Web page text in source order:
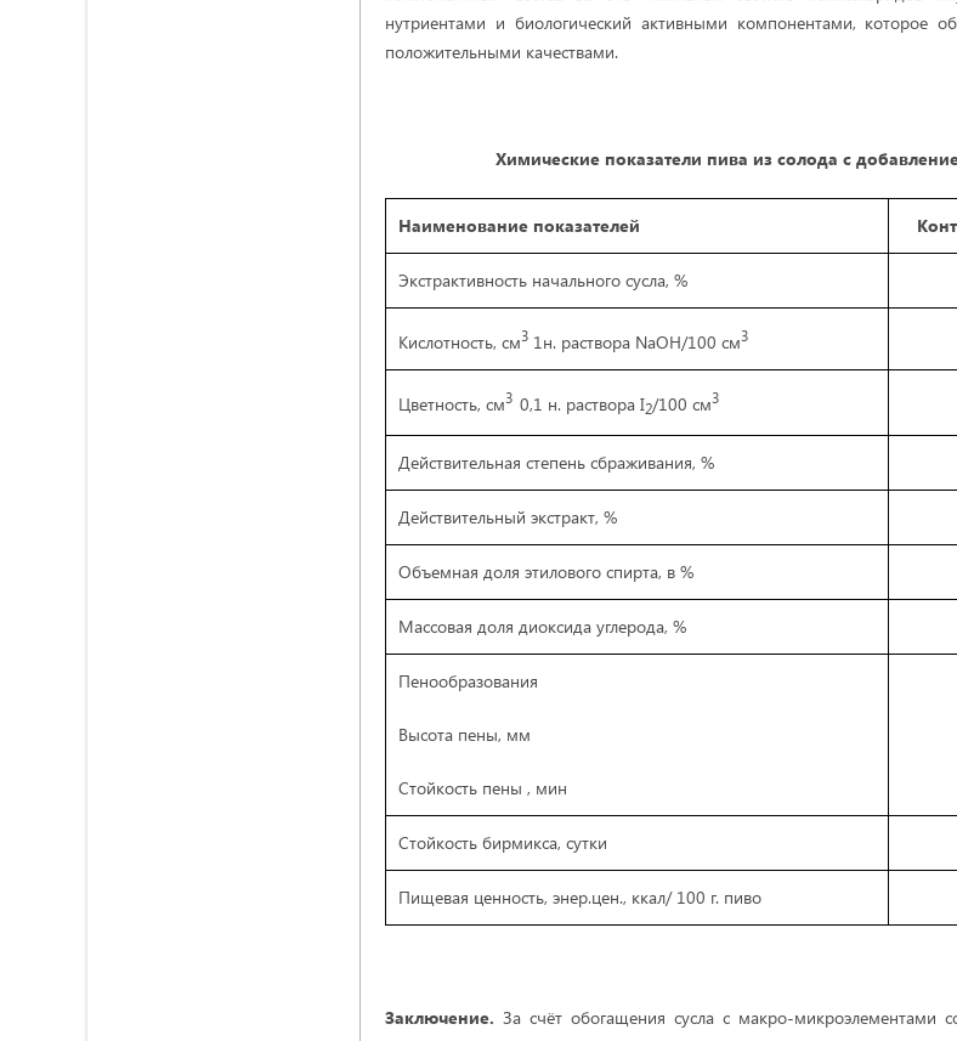
нутриентами и биологический активными компонентами, которое
положительными качествами.
Химические показатели пива из солода с
Наименование показателей
Экстрактивность начального сусла, %
Кислотность, см3 1н. раствора NaOH/100 см3
Цветность, см3 0,1 н. раствора I2/100 см3
Действительная степень сбраживания, %
Действительный экстракт, %
Объемная доля этилового спирта, в %
Массовая доля диоксида углерода, %
Пенообразования
Высота пены, мм
Стойкость пены , мин
Стойкость бирмикса, сутки
Пищевая ценность, энер.цен., ккал/ 100 г. пиво
Заключение. За счёт обогащения сусла с макро-микроэлементами